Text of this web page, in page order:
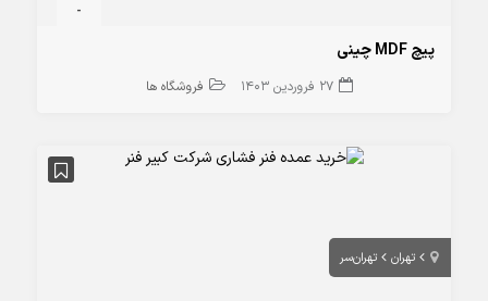
-
پیچ MDF چینی
27 فروردین 1403 فروشگاه ها
تهران تهران‌سر